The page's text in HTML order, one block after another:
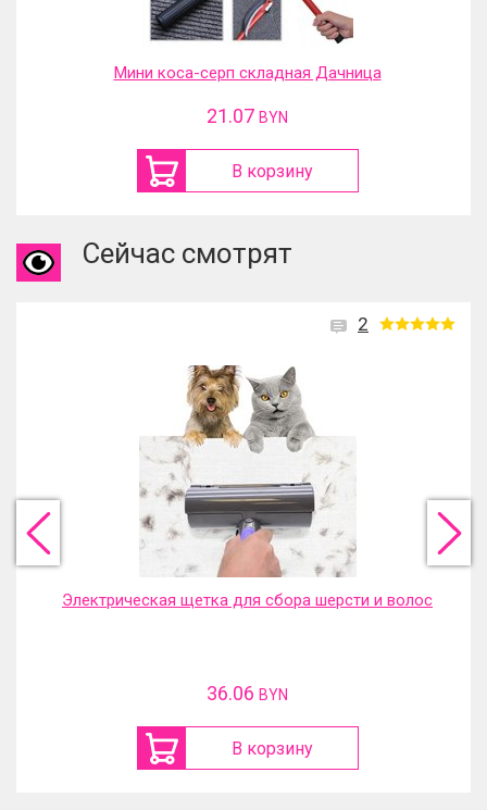
Мини коса-серп складная Дачница
21.07 BYN
В корзину
Сейчас смотрят
2
Электрическая щетка для сбора шерсти и волос
36.06 BYN
В корзину